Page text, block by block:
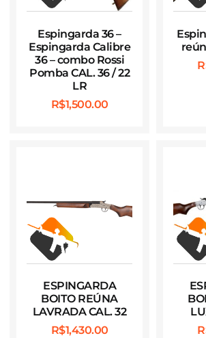
Espingarda 36 –
Espingarda Calibre
36 – combo Rossi
Pomba CAL. 36 / 22
LR
R$1,500.00
ESPINGARDA
BOITO REÚNA
LAVRADA CAL. 32
R$1,430.00